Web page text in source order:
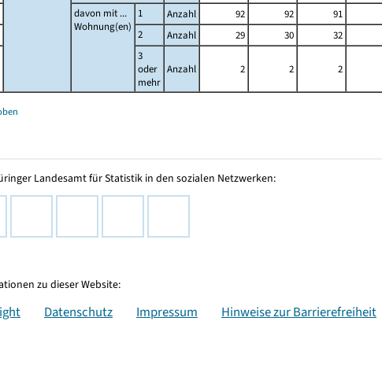
davon mit ...
Wohnung(en)
1 Anzahl 92 92 91
2
Anzahl 29 30 32
3
oder
mehr
Anzahl 2 2 2
Landesamt für Statistik in den sozialen Netzwerken:
zu dieser Website:
Datenschutz Impressum Hinweise zur Barrierefreiheit